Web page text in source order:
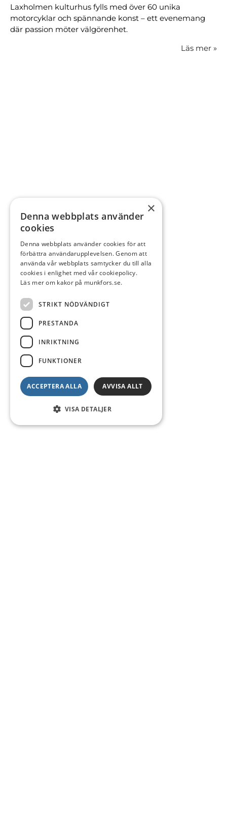
Laxholmen kulturhus fylls med över 60 unika
motorcyklar och spännande konst – ett evenemang
där passion möter välgörenhet.
Läs mer »
×
Denna webbplats använder
cookies
Denna webbplats använder cookies för att
förbättra användarupplevelsen. Genom att
använda vår webbplats samtycker du till alla
cookies i enlighet med vår cookiepolicy.
Läs mer om kakor på munkfors.se.
STRIKT NÖDVÄNDIGT
PRESTANDA
INRIKTNING
FUNKTIONER
ACCEPTERA ALLA AVVISA ALLT
VISA DETALJER